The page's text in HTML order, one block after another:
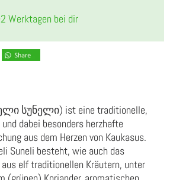
Werktagen bei dir
სუნელი) ist eine traditionelle,
dabei besonders herzhafte
aus dem Herzen von Kaukasus.
Suneli besteht, wie auch das
elf traditionellen Kräutern, unter